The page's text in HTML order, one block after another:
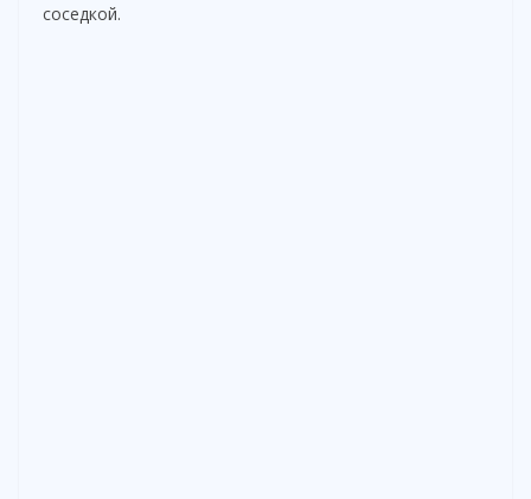
соседкой.